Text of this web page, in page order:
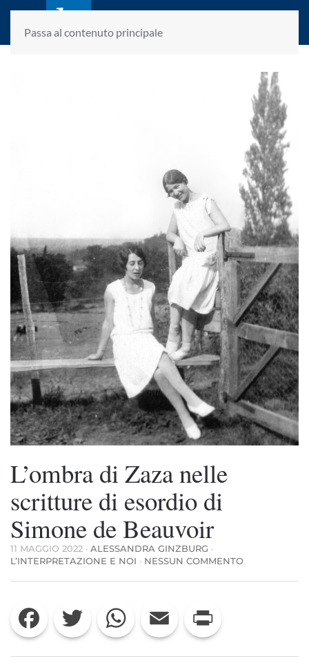
Passa al contenuto principale
laletteraturaenoi.it
fondato da Romano Luperini
L’ombra di Zaza nelle
scritture di esordio di
Simone de Beauvoir
11 MAGGIO 2022 · ALESSANDRA GINZBURG ·
L’INTERPRETAZIONE E NOI · NESSUN COMMENTOSU
DI
DI
Facebook Twitter WhatsApp Email